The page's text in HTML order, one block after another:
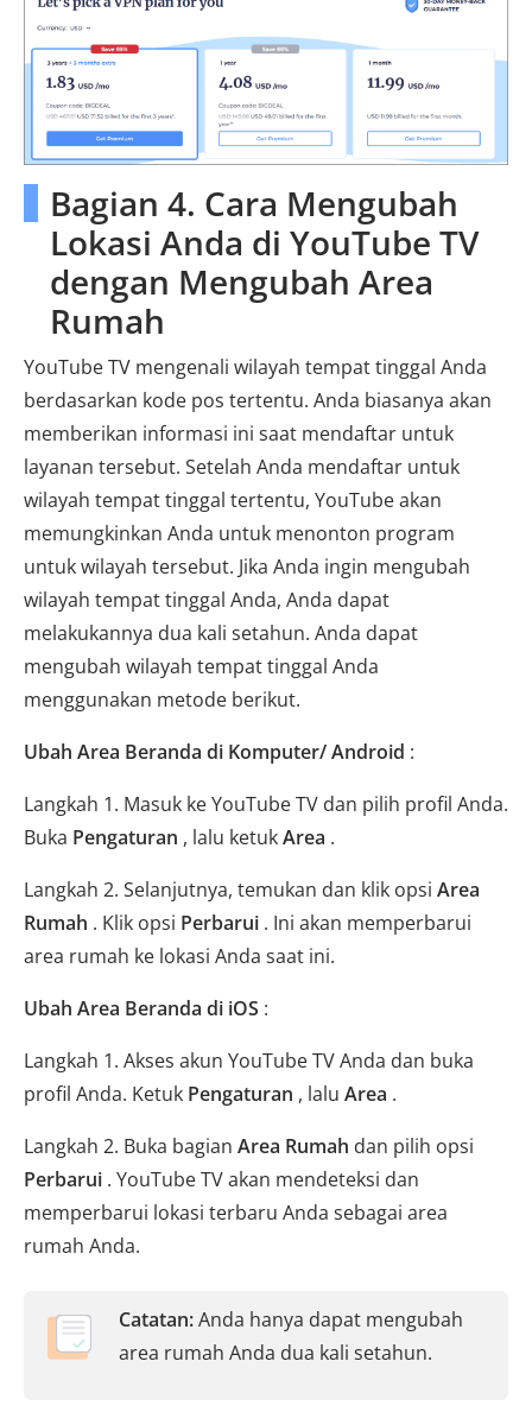
Bagian 4. Cara Mengubah
Lokasi Anda di YouTube TV
dengan Mengubah Area
Rumah
YouTube TV mengenali wilayah tempat tinggal Anda
berdasarkan kode pos tertentu. Anda biasanya akan
memberikan informasi ini saat mendaftar untuk
layanan tersebut. Setelah Anda mendaftar untuk
wilayah tempat tinggal tertentu, YouTube akan
memungkinkan Anda untuk menonton program
untuk wilayah tersebut. Jika Anda ingin mengubah
wilayah tempat tinggal Anda, Anda dapat
melakukannya dua kali setahun. Anda dapat
mengubah wilayah tempat tinggal Anda
menggunakan metode berikut.
Ubah Area Beranda di Komputer/ Android :
Langkah 1. Masuk ke YouTube TV dan pilih profil Anda.
Buka Pengaturan , lalu ketukArea .
Langkah 2. Selanjutnya, temukan dan klik opsi Area
Rumah . Klik opsi Perbarui . Ini akan memperbarui
area rumah ke lokasi Anda saat ini.
Ubah Area Beranda di iOS :
Langkah 1. Akses akun YouTube TV Anda dan buka
profil Anda. Ketuk Pengaturan , lalu Area .
Langkah 2. Buka bagian Area Rumah dan pilih opsi
Perbarui . YouTube TV akan mendeteksi dan
memperbarui lokasi terbaru Anda sebagai area
rumah Anda.
Catatan:Anda hanya dapat mengubah
area rumah Anda dua kali setahun.